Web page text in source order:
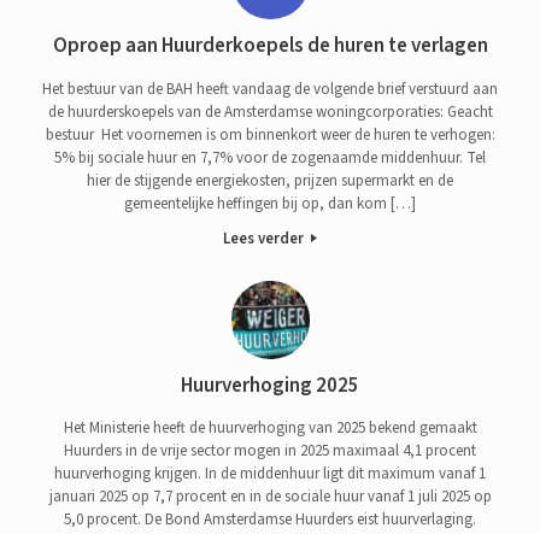
Oproep aan Huurderkoepels de huren te verlagen
Het bestuur van de BAH heeft vandaag de volgende brief verstuurd aan
de huurderskoepels van de Amsterdamse woningcorporaties: Geacht
bestuur Het voornemen is om binnenkort weer de huren te verhogen:
5% bij sociale huur en 7,7% voor de zogenaamde middenhuur. Tel
hier de stijgende energiekosten, prijzen supermarkt en de
gemeentelijke heffingen bij op, dan kom […]
Lees verder
Huurverhoging 2025
Het Ministerie heeft de huurverhoging van 2025 bekend gemaakt
Huurders in de vrije sector mogen in 2025 maximaal 4,1 procent
huurverhoging krijgen. In de middenhuur ligt dit maximum vanaf 1
januari 2025 op 7,7 procent en in de sociale huur vanaf 1 juli 2025 op
5,0 procent. De Bond Amsterdamse Huurders eist huurverlaging.